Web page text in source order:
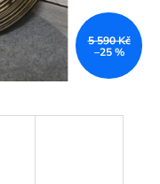
5 590 Kč
–25 %